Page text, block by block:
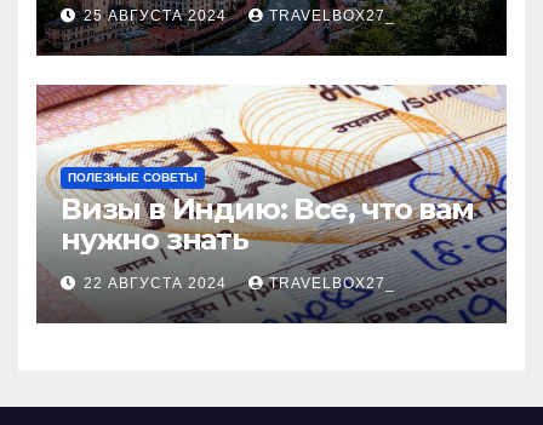
25 АВГУСТА 2024 TRAVELBOX27_
ПОЛЕЗНЫЕ СОВЕТЫ
Визы в Индию: Все, что вам
нужно знать
22 АВГУСТА 2024 TRAVELBOX27_